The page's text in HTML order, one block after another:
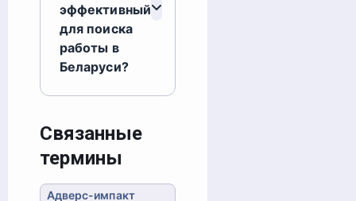
эффективный
для поиска
работы в
Беларуси?
Связанные
термины
Адверс-импакт